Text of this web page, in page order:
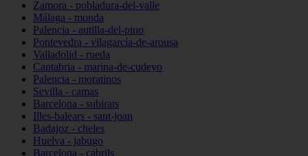
Zamora - pobladura-del-valle
Málaga - monda
Palencia - autilla-del-pino
Pontevedra - vilagarcía-de-arousa
Valladolid - rueda
Cantabria - marina-de-cudeyo
Palencia - moratinos
Sevilla - camas
Barcelona - subirats
Illes-balears - sant-joan
Badajoz - cheles
Huelva - jabugo
Barcelona - cabrils